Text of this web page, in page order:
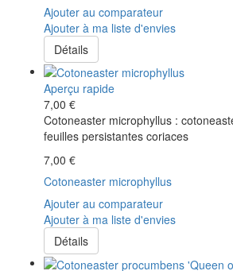
Ajouter au comparateur
Ajouter à ma liste d'envies
Détails
Aperçu rapide
7,00 €
Cotoneaster microphyllus :
feuilles persistantes coriaces
7,00 €
Cotoneaster microphyllus
Ajouter au comparateur
Ajouter à ma liste d'envies
Détails